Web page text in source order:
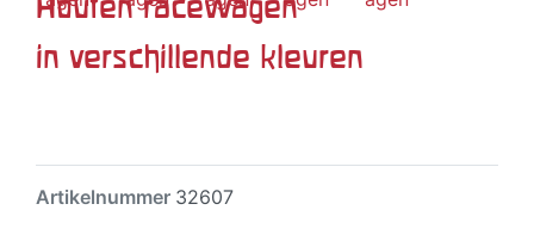
in verschillende kleuren
Artikelnummer 32607